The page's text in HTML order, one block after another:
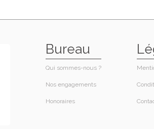
Bureau
Qui sommes-nous ?
Nos engagements
Honoraires​